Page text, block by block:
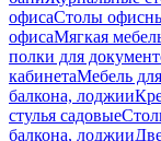
офисаСтолы
офисаМягкая
полки для
кабинетаМебель
балкона, лоджии
стулья садовые
балкона, лоджии